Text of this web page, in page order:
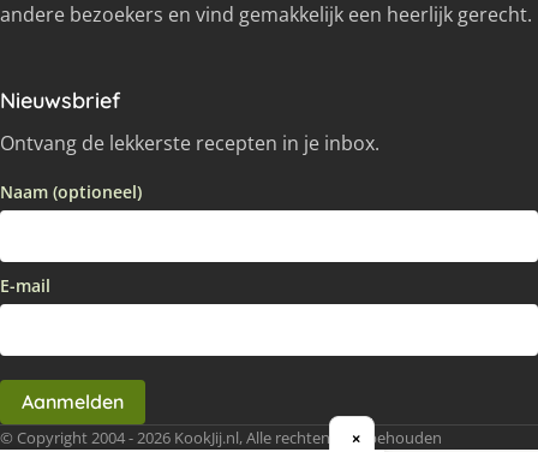
andere bezoekers en vind gemakkelijk een heerlijk gerecht.
Nieuwsbrief
Ontvang de lekkerste recepten in je inbox.
Naam (optioneel)
E-mail
Aanmelden
© Copyright 2004 - 2026 KookJij.nl, Alle rechten voorbehouden
×